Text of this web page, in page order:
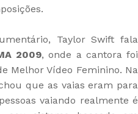
Taylor Swift fala
2009, onde a cantora foi
Melhor Vídeo Feminino. Na
que as vaias eram para
vaiando realmente é